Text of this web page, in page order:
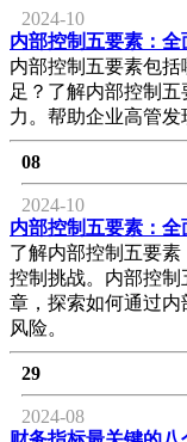
2024-10
内部控制五要素：全
内部控制五要素包
足？了解内部控制
力。帮助企业高管发
08
2024-10
内部控制五要素：全
了解内部控制五要
控制挑战。内部控
章，探索如何通过
风险。
29
2024-08